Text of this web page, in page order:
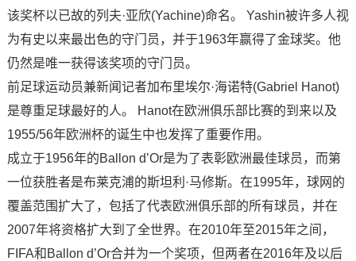
该奖杯以已故的列夫·亚欣(Yachine)命名。 Yashin被许多人视
为有史以来最出色的守门员，并于1963年赢得了金球奖。他
仍然是唯一获得该奖项的守门员。
前足球运动员兼新闻记者加布里埃尔·海诺特(Gabriel Hanot)
是尊重足球最好的人。 Hanot在欧洲俱乐部比赛的到来以及
1955/56年欧洲杯的诞生中也发挥了重要作用。
成立于1956年的Ballon d’Or是为了表彰欧洲最佳球员，而第
一位获胜者是布莱克浦的斯坦利·马修斯。在1995年，球网的
覆盖范围扩大了，包括了代表欧洲俱乐部的所有球员，并在
2007年将资格扩大到了全世界。在2010年至2015年之间，
FIFA和Ballon d’Or合并为一个奖项，但两者在2016年及以后